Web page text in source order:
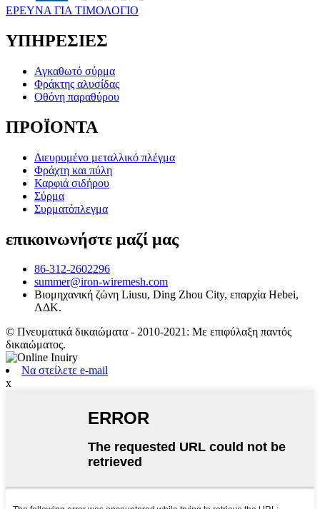
ΕΡΕΥΝΑ ΓΙΑ ΤΙΜΟΛΟΓΙΟ
ΥΠΗΡΕΣΙΕΣ
Αγκαθωτό σύρμα
Φράκτης αλυσίδας
Οθόνη παραθύρου
ΠΡΟΪΟΝΤΑ
Διευρυμένο μεταλλικό πλέγμα
Φράχτη και πύλη
Καρφιά σιδήρου
Σύρμα
Συρματόπλεγμα
επικοινωνήστε μαζί μας
86-312-2602296
summer@iron-wiremesh.com
Βιομηχανική ζώνη Liusu, Ding Zhou City, επαρχία Hebei,
ΛΔΚ.
© Πνευματικά δικαιώματα - 2010-2021: Με επιφύλαξη παντός
δικαιώματος.
Να στείλετε e-mail
x